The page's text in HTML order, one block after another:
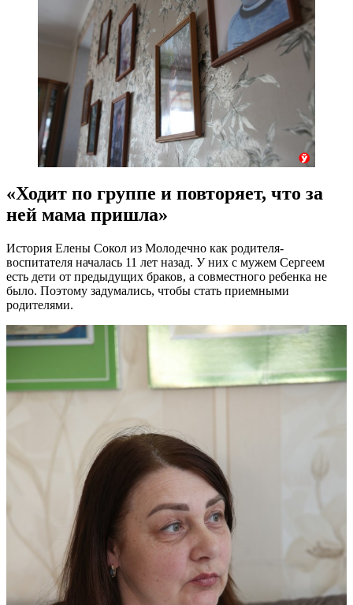
«Ходит по группе и повторяет, что за
ней мама пришла»
История Елены Сокол из Молодечно как родителя-
воспитателя началась 11 лет назад. У них с мужем Сергеем
есть дети от предыдущих браков, а совместного ребенка не
было. Поэтому задумались, чтобы стать приемными
родителями.